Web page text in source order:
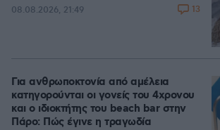
08.08.2026, 21:49 13
Για ανθρωποκτονία από αμέλεια
κατηγορούνται οι γονείς του 4χρονου
και ο ιδιοκτήτης του beach bar στην
Πάρο: Πώς έγινε η τραγωδία